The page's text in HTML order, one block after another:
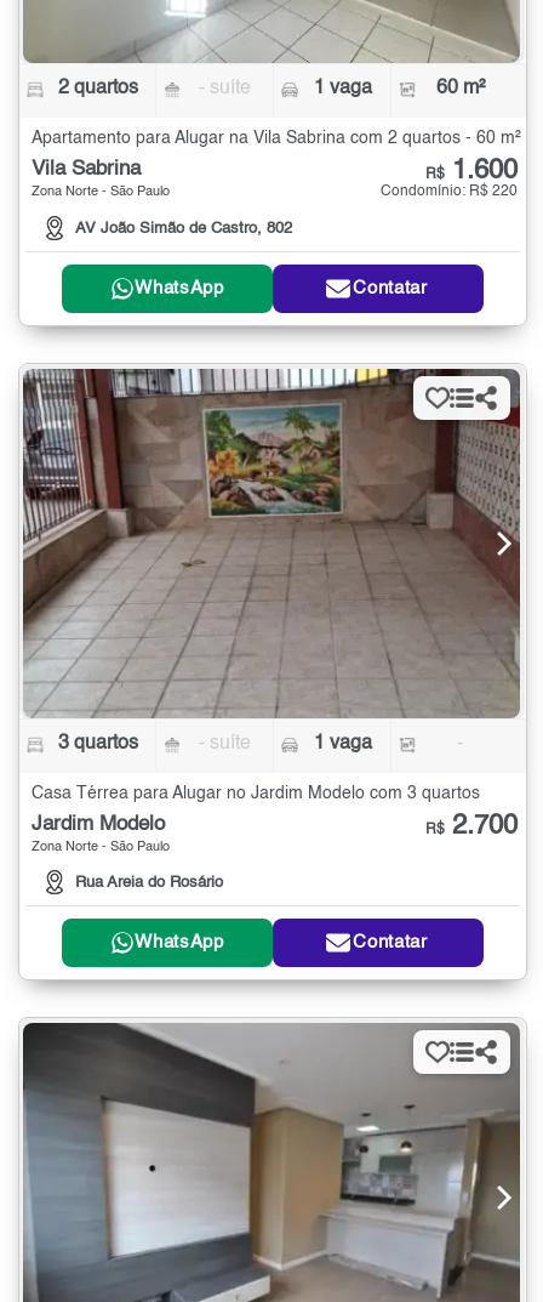
2 quartos - suíte 1 vaga 60 m²
Apartamento para Alugar na Vila Sabrina com 2 quartos - 60 m²
Vila Sabrina
Zona Norte - São Paulo
AV João Simão de Castro, 802
R$ 1.600
Condomínio: R$ 220
WhatsApp Contatar
3 quartos - suíte 1 vaga -
Casa Térrea para Alugar no Jardim Modelo com 3 quartos
Jardim Modelo
Zona Norte - São Paulo
Rua Areia do Rosário
R$ 2.700
WhatsApp Contatar